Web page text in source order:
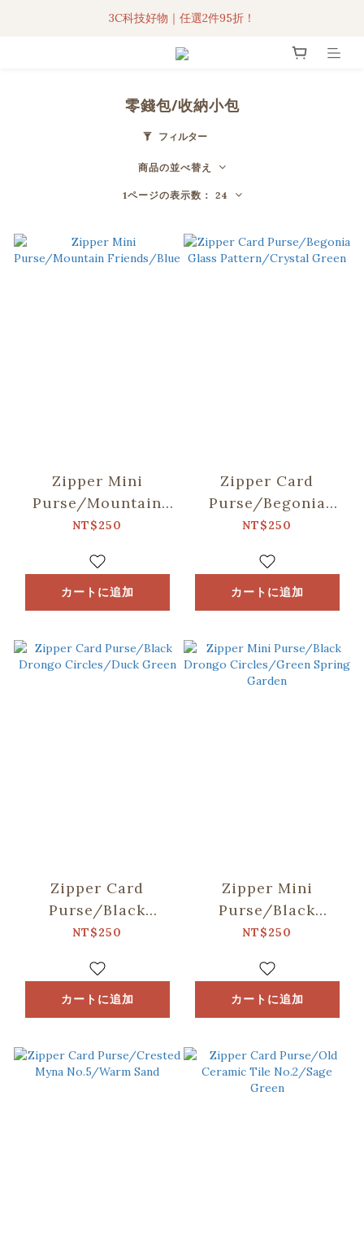
3C科技好物｜任選2件95折！
3C科技好物｜任選2件95折！
聯名iPhone手機殼現貨4折起🔥
零錢包/收納小包
フィルター
商品の並べ替え
1ページの表示数： 24
Zipper Mini
Purse/Mountain
Friends/Blue
NT$250
カートに追加
Zipper Card
Purse/Begonia
Glass
Green
NT$250
カートに追加
Zipper Card
Purse/Black
Drongo
Green
NT$250
カートに追加
Zipper Mini
Purse/Black
Drongo
Spring Garden
NT$250
カートに追加